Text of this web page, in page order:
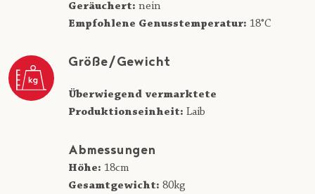
Geräuchert: nein
Empfohlene Genusstemperatur: 18°C
Größe/Gewicht
Überwiegend vermarktete
Produktionseinheit: Laib
Abmessungen
Höhe: 18cm
Gesamtgewicht: 80kg